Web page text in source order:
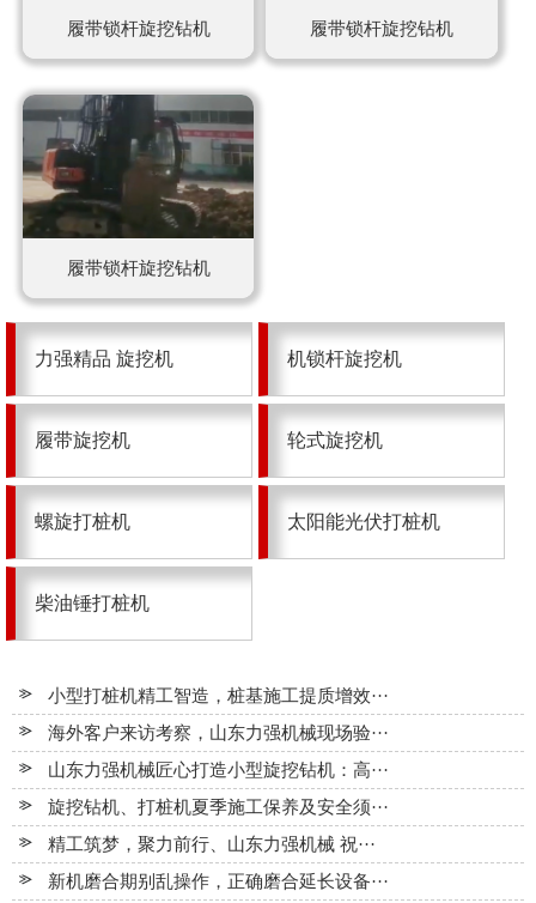
履带锁杆旋挖钻机 履带锁杆旋挖钻机
履带锁杆旋挖钻机
力强精品 旋挖机 机锁杆旋挖机
履带旋挖机 轮式旋挖机
螺旋打桩机 太阳能光伏打桩机
柴油锤打桩机
小型打桩机精工智造，桩基施工提质增效···
海外客户来访考察，山东力强机械现场验···
山东力强机械匠心打造小型旋挖钻机：高···
旋挖钻机、打桩机夏季施工保养及安全须···
精工筑梦，聚力前行、山东力强机械 祝···
新机磨合期别乱操作，正确磨合延长设备···